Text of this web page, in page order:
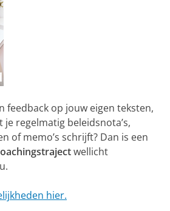
feedback op jouw eigen teksten,
regelmatig beleidsnota’s,
of memo’s schrijft? Dan is een
wellicht
hier.